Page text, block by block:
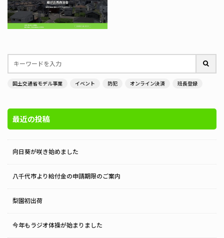
国土交通省モデル事業 イベント 防犯 オンライン決済 班長登録
最近の投稿
向日葵が咲き始めました
八千代市より給付金の申請期限のご案内
梨園初出荷
今年もラジオ体操が始まりました